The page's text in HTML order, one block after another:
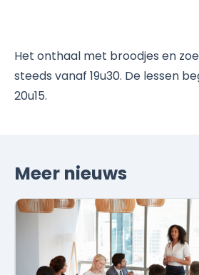
Het onthaal met broodjes en
steeds vanaf 19u30. De lessen
20u15.
Meer nieuws